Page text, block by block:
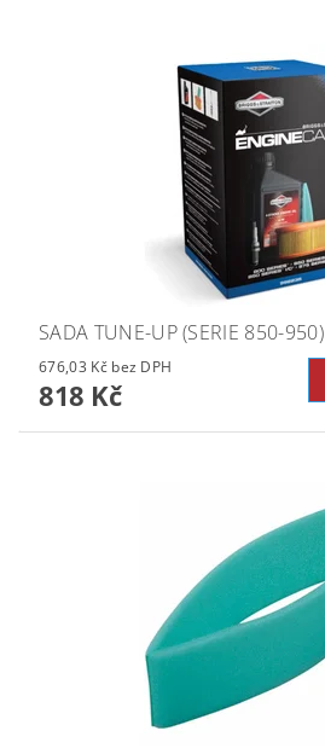
SADA TUNE-UP (SERIE 850-950)
676,03 Kč bez DPH
818 Kč